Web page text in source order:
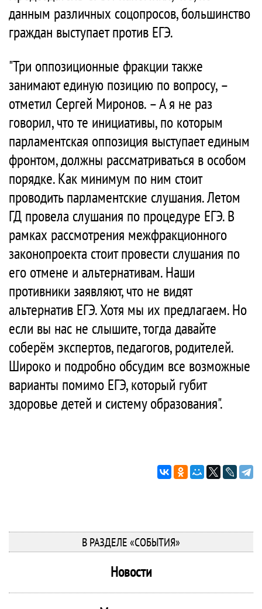
данным различных соцопросов, большинство
граждан выступает против ЕГЭ.
"Три оппозиционные фракции также
занимают единую позицию по вопросу, –
отметил Сергей Миронов. – А я не раз
говорил, что те инициативы, по которым
парламентская оппозиция выступает единым
фронтом, должны рассматриваться в особом
порядке. Как минимум по ним стоит
проводить парламентские слушания. Летом
ГД провела слушания по процедуре ЕГЭ. В
рамках рассмотрения межфракционного
законопроекта стоит провести слушания по
его отмене и альтернативам. Наши
противники заявляют, что не видят
альтернатив ЕГЭ. Хотя мы их предлагаем. Но
если вы нас не слышите, тогда давайте
соберём экспертов, педагогов, родителей.
Широко и подробно обсудим все возможные
варианты помимо ЕГЭ, который губит
здоровье детей и систему образования".
В РАЗДЕЛЕ «СОБЫТИЯ»
Новости